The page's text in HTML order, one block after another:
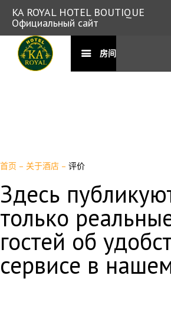
KA ROYAL HOTEL BOUTIQUE
Официальный сайт
房间
首页 – 关于酒店 – 评价
Здесь
только
гостей об
сервисе в